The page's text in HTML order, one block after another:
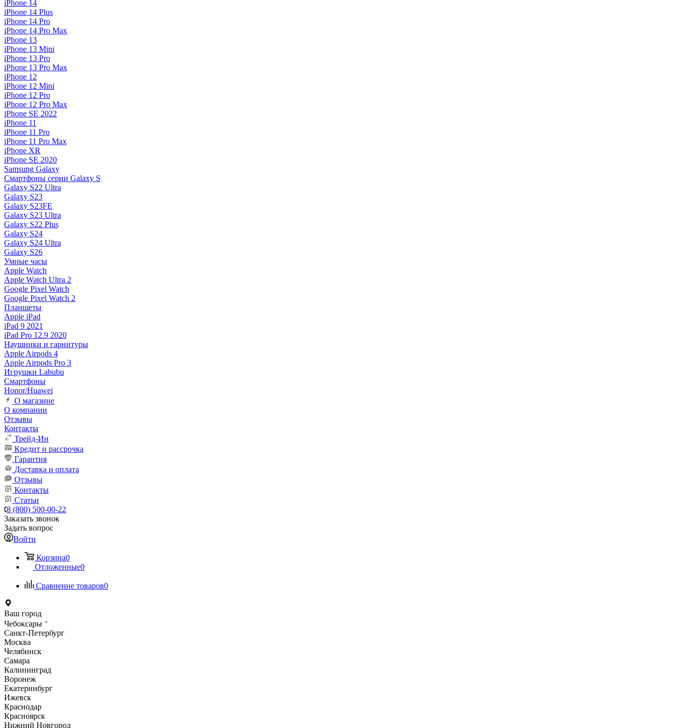
iPhone 14
iPhone 14 Plus
iPhone 14 Pro
iPhone 14 Pro Max
iPhone 13
iPhone 13 Mini
iPhone 13 Pro
iPhone 13 Pro Max
iPhone 12
iPhone 12 Mini
iPhone 12 Pro
iPhone 12 Pro Max
iPhone SE 2022
iPhone 11
iPhone 11 Pro
iPhone 11 Pro Max
iPhone XR
iPhone SE 2020
Samsung Galaxy
Смартфоны серии Galaxy S
Galaxy S22 Ultra
Galaxy S23
Galaxy S23FE
Galaxy S23 Ultra
Galaxy S22 Plus
Galaxy S24
Galaxy S24 Ultra
Galaxy S26
Умные часы
Apple Watch
Apple Watch Ultra 2
Google Pixel Watch
Google Pixel Watch 2
Планшеты
Apple iPad
iPad 9 2021
iPad Pro 12.9 2020
Наушники и гарнитуры
Apple Airpods 4
Apple Airpods Pro 3
Игрушки Labubu
Смартфоны
Honor/Huawei
О магазине
О компании
Отзывы
Контакты
Трейд-Ин
Кредит и рассрочка
Гарантия
Доставка и оплата
Отзывы
Контакты
Статьи
8 (800) 500-00-22
Заказать звонок
Задать вопрос
Войти
Корзина0
Отложенные0
Сравнение товаров0
Ваш город
Чебоксары
Санкт-Петербург
Москва
Челябинск
Самара
Калининград
Воронеж
Екатеринбург
Ижевск
Краснодар
Красноярск
Нижний Новгород